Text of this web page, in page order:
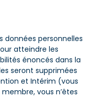
données personnelles
atteindre les
énoncés dans la
seront supprimées
et Intérim (vous
vous n’êtes